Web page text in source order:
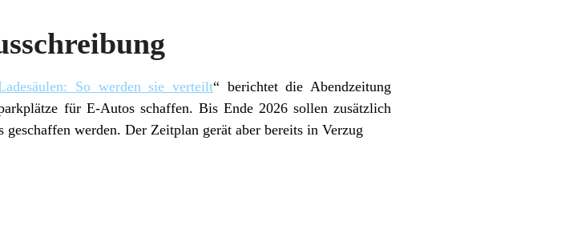
So werden sie verteilt“ berichtet die Abendzeitung
für E-Autos schaffen. Bis Ende 2026 sollen zusätzlich
werden. Der Zeitplan gerät aber bereits in Verzug